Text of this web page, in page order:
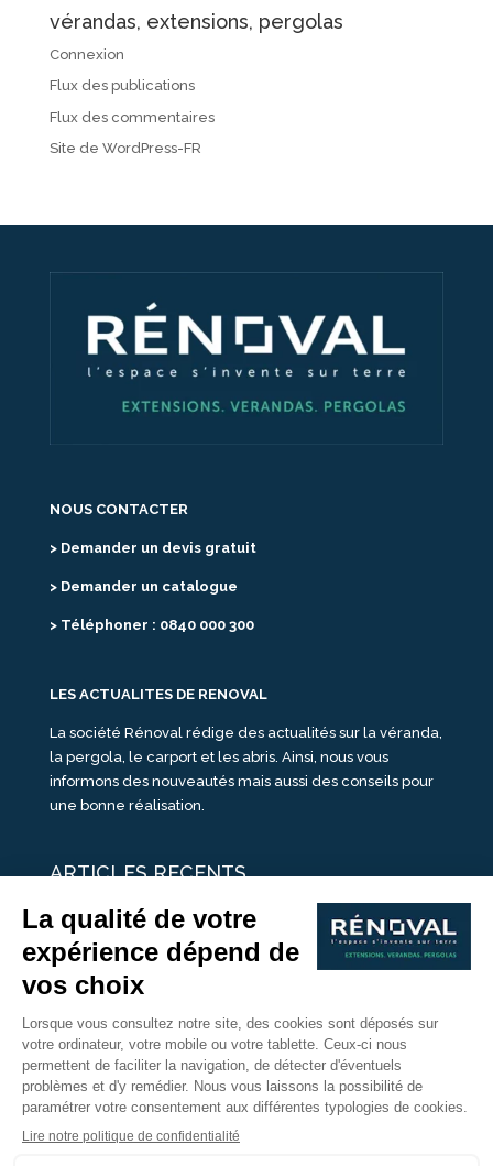
vérandas, extensions, pergolas
Connexion
Flux des publications
Flux des commentaires
Site de WordPress-FR
NOUS CONTACTER
> Demander un devis gratuit
> Demander un catalogue
> Téléphoner : 0840 000 300
LES ACTUALITES DE RENOVAL
La société Rénoval rédige des actualités sur la véranda,
la pergola, le carport et les abris. Ainsi, nous vous
informons des nouveautés mais aussi des conseils pour
une bonne réalisation.
ARTICLES RECENTS
25 idées de vérandas design
Un été pour une véranda
Portes Ouvertes Véranda Extension Suisse | 26-27 Juin
portes ouvertes véranda sur mesure
Nous Suivre